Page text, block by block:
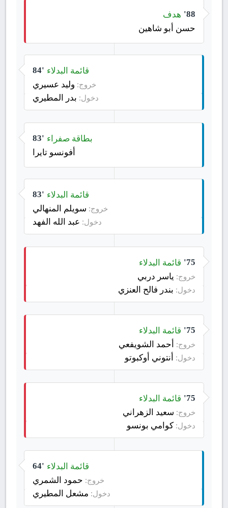
88' هدف
حسن أبو شاهين
84' قائمة البدلاء
خروج: وليد عسيري
دخول: بدر المطيري
83' بطاقة صفراء
أفونسو تايرا
83' قائمة البدلاء
خروج: سويلم المنهالي
دخول: عبد الله الفهد
75' قائمة البدلاء
خروج: ياسر دربي
دخول: بندر فالح العنزي
75' قائمة البدلاء
خروج: أحمد الشويفعي
دخول: أنتوني أوكبوتو
75' قائمة البدلاء
خروج: سعيد الزهراني
دخول: كوامي بونسو
64' قائمة البدلاء
خروج: حمود الشمري
دخول: مشعل المطيري